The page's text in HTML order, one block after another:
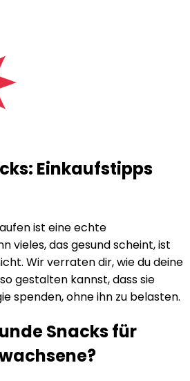
Einkaufstipps
ist eine echte
vieles, das gesund scheint, ist
Wir verraten dir, wie du deine
gestalten kannst, dass sie
spenden, ohne ihn zu belasten.
Snacks für